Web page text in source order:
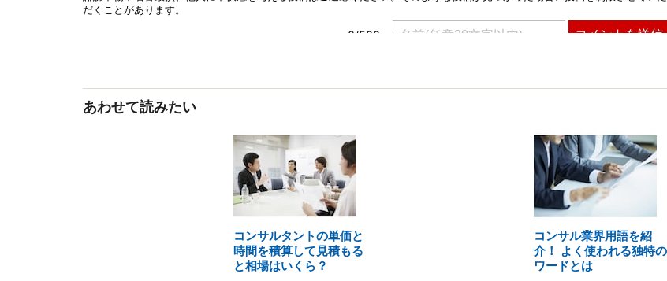
あわせて読みたい
コンサルタントの単価と
時間を積算して見積もる
と相場はいくら？
コンサル業界用語を紹
介！ よく使われる独特の
ワードとは